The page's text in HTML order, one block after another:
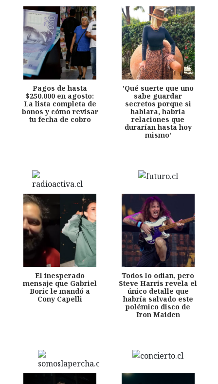
Pagos de hasta
$250.000 en agosto:
La lista completa de
bonos y cómo revisar
tu fecha de cobro
'Qué suerte que uno
sabe guardar
secretos porque si
hablara, habría
relaciones que
durarían hasta hoy
mismo'
El inesperado
mensaje que Gabriel
Boric le mandó a
Cony Capelli
Todos lo odian, pero
Steve Harris revela el
único detalle que
habría salvado este
polémico disco de
Iron Maiden